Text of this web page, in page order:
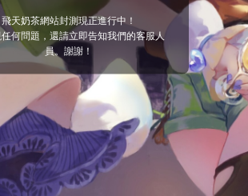
飛天奶茶網站封測現正進行中！
何問題，還請立即告知我們的客服人
員。謝謝！